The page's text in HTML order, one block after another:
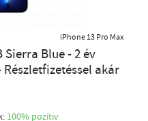
iPhone 13 Pro Max
Sierra Blue - 2 év
akár
100% pozítiv